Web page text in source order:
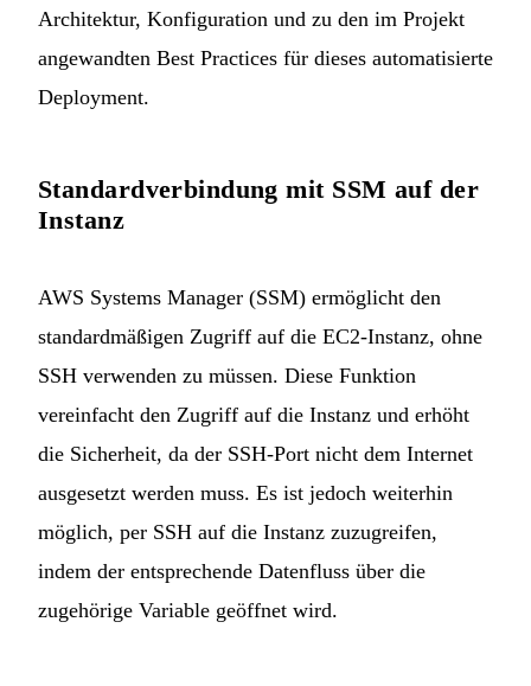
Architektur, Konfiguration und zu den im Projekt
angewandten Best Practices für dieses automatisierte
Deployment.
Standardverbindung mit SSM auf der
Instanz
AWS Systems Manager (SSM) ermöglicht den
standardmäßigen Zugriff auf die EC2-Instanz, ohne
SSH verwenden zu müssen. Diese Funktion
vereinfacht den Zugriff auf die Instanz und erhöht
die Sicherheit, da der SSH-Port nicht dem Internet
ausgesetzt werden muss. Es ist jedoch weiterhin
möglich, per SSH auf die Instanz zuzugreifen,
indem der entsprechende Datenfluss über die
zugehörige Variable geöffnet wird.